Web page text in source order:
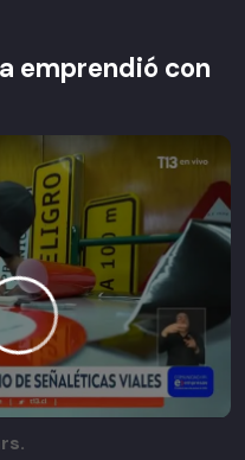
emprendió con